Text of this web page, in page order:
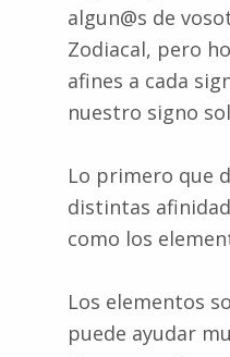
algun@s de
Zodiacal, pero
afines a cada
nuestro signo
Lo primero que
distintas
como los
Los elementos
puede ayudar